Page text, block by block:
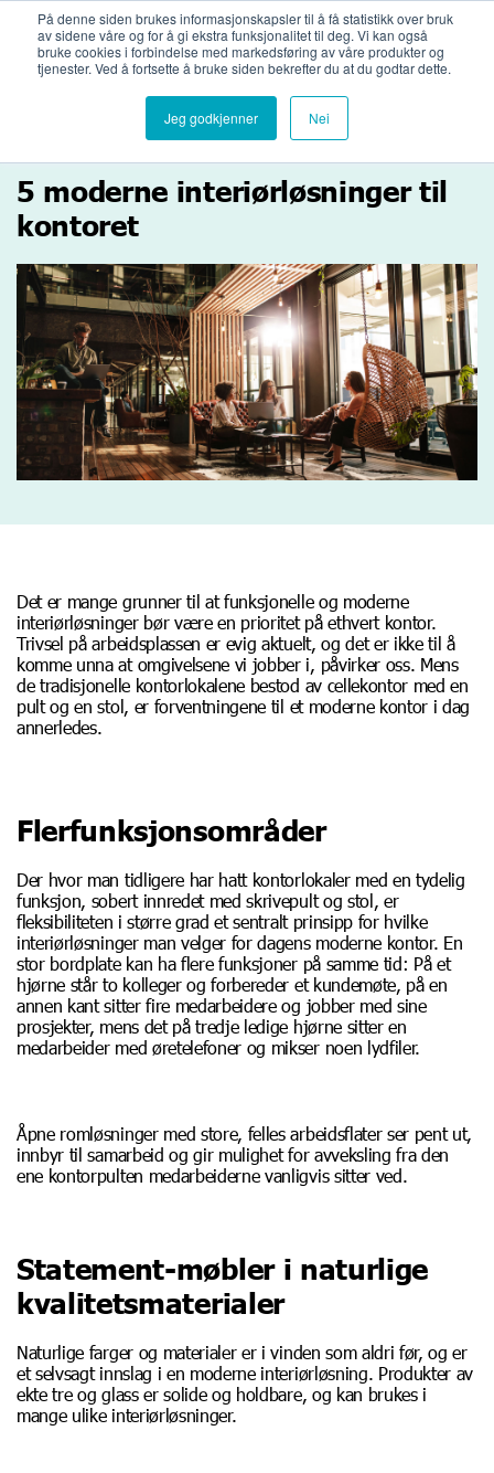
På denne siden brukes informasjonskapsler til å få statistikk over bruk
av sidene våre og for å gi ekstra funksjonalitet til deg. Vi kan også
bruke cookies i forbindelse med markedsføring av våre produkter og
tjenester. Ved å fortsette å bruke siden bekrefter du at du godtar dette.
Jeg godkjenner Nei
Bli medlemsbedriftLogg inn
5 moderne interiørløsninger til
kontoret
Det er mange grunner til at funksjonelle og moderne
interiørløsninger bør være en prioritet på ethvert kontor.
Trivsel på arbeidsplassen er evig aktuelt, og det er ikke til å
komme unna at omgivelsene vi jobber i, påvirker oss. Mens
de tradisjonelle kontorlokalene bestod av cellekontor med en
pult og en stol, er forventningene til et moderne kontor i dag
annerledes.
Flerfunksjonsområder
Der hvor man tidligere har hatt kontorlokaler med en tydelig
funksjon, sobert innredet med skrivepult og stol, er
fleksibiliteten i større grad et sentralt prinsipp for hvilke
interiørløsninger man velger for dagens moderne kontor. En
stor bordplate kan ha flere funksjoner på samme tid: På et
hjørne står to kolleger og forbereder et kundemøte, på en
annen kant sitter fire medarbeidere og jobber med sine
prosjekter, mens det på tredje ledige hjørne sitter en
medarbeider med øretelefoner og mikser noen lydfiler.
Åpne romløsninger med store, felles arbeidsflater ser pent ut,
innbyr til samarbeid og gir mulighet for avveksling fra den
ene kontorpulten medarbeiderne vanligvis sitter ved.
Statement-møbler i naturlige
kvalitetsmaterialer
Naturlige farger og materialer er i vinden som aldri før, og er
et selvsagt innslag i en moderne interiørløsning. Produkter av
ekte tre og glass er solide og holdbare, og kan brukes i
mange ulike interiørløsninger.